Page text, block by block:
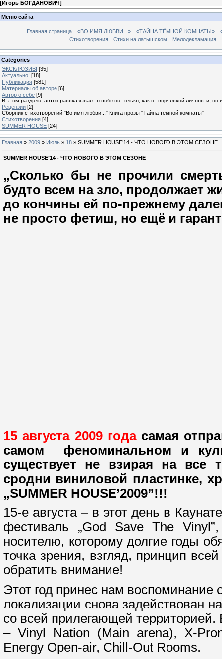
[Игорь БОГДАНОВИЧ]
Меню сайта
Главная страница «ВО ИМЯ ЛЮБВИ...» «ТАЙНА ТЁМНОЙ КОМНАТЫ»
Стихотворения
Стихи на латышском Мелодекламация
Categories
ЭКСКЛЮЗИВ! [35]
Актуально! [18]
Публикация [581]
Материалы об авторе [6]
Автор о себе [9]
В этом разделе, автор рассказывает о себе не только, как о творческой личности,
Рецензии [2]
Сборник стихотворений "Во имя любви..." Книга прозы "Тайна тёмной комнаты"
Стихотворения [4]
SUMMER HOUSE [24]
Главная » 2009 » Июль » 18 » SUMMER HOUSE’14 - ЧТО НОВОГО В ЭТОМ СЕЗОНЕ
SUMMER HOUSE’14 - ЧТО НОВОГО В ЭТОМ СЕЗОНЕ
„Сколько бы не прочили
будто всем на зло, продолжает
до кончины ей по-прежнему
не просто фетиш, но ещё и
15 августа 2009 года самая
самом
феноминальном и
существует не взирая на все
сродни виниловой пластинке,
„SUMMER HOUSE’2009”!!!
15-е августа – в этот день в
фестиваль „God Save The Vinyl”
носителю, которому долгие годы
точка зрения, взгляд, принцип
обратить внимание!
Этот год принес нам
локализации снова задействован
со всей прилегающей
– Vinyl Nation (Main arena),
X-
Energy Open-air, Chill-Out Rooms.